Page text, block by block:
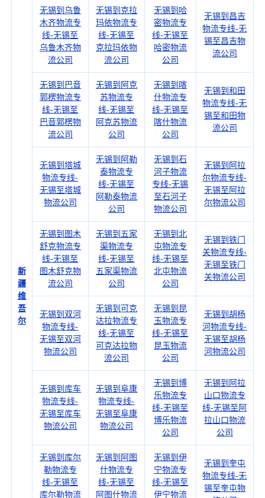
新
疆
维
吾
尔
无锡到乌鲁
木齐物流专
线-无锡至
乌鲁木齐物
流公司
无锡到克拉
玛依物流专
线-无锡至
克拉玛依物
流公司
无锡到哈
密物流专
线-无锡至
哈密物流
公司
无锡到昌吉
物流专线-无
锡至昌吉物
流公司
无锡到巴音
郭楞物流专
线-无锡至
巴音郭楞物
流公司
无锡到阿克
苏物流专
线-无锡至
阿克苏物流
公司
无锡到喀
什物流专
线-无锡至
喀什物流
公司
无锡到和田
物流专线-无
锡至和田物
流公司
无锡到塔城
物流专线-
无锡至塔城
物流公司
无锡到阿勒
泰物流专
线-无锡至
阿勒泰物流
公司
无锡到石
河子物流
专线-无锡
至石河子
物流公司
无锡到阿拉
尔物流专线-
无锡至阿拉
尔物流公司
无锡到图木
舒克物流专
线-无锡至
图木舒克物
流公司
无锡到五家
渠物流专
线-无锡至
五家渠物流
公司
无锡到北
屯物流专
线-无锡至
北屯物流
公司
无锡到铁门
关物流专线-
无锡至铁门
关物流公司
无锡到双河
物流专线-
无锡至双河
物流公司
无锡到可克
达拉物流专
线-无锡至
可克达拉物
流公司
无锡到昆
玉物流专
线-无锡至
昆玉物流
公司
无锡到胡杨
河物流专线-
无锡至胡杨
河物流公司
无锡到库车
物流专线-
无锡至库车
物流公司
无锡到阜康
物流专线-
无锡至阜康
物流公司
无锡到博
乐物流专
线-无锡至
博乐物流
公司
无锡到阿拉
山口物流专
线-无锡至阿
拉山口物流
公司
无锡到库尔
勒物流专
线-无锡至
库尔勒物流
无锡到阿图
什物流专
线-无锡至
阿图什物流
无锡到伊
宁物流专
线-无锡至
伊宁物流
无锡到奎屯
物流专线-无
锡至奎屯物